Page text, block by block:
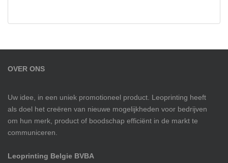
OVER ONS
Uw idee, in een uniek promotioneel product. Leoprinting heeft
als doel het creëren van nieuwe mogelijkheden voor bedrijven
om hun merk, product of boodschap efficiënt in de markt te
communiceren.
Leoprinting Belgie BVBA